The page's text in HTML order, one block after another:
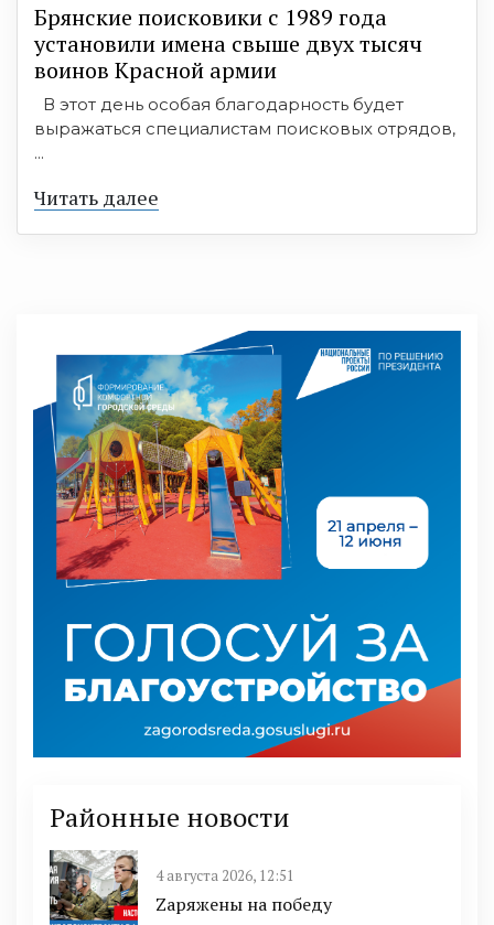
Брянские поисковики с 1989 года
установили имена свыше двух тысяч
воинов Красной армии
В этот день особая благодарность будет
выражаться специалистам поисковых отрядов,
...
Читать далее
Районные новости
4 августа 2026, 12:51
Zаряжены на победу